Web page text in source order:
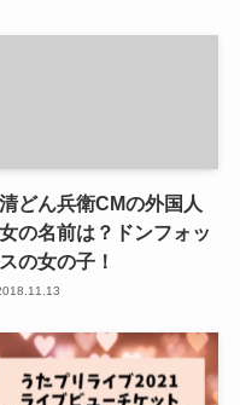
どん兵衛CMの外国人
の名前は？ドンフォッ
の女の子！